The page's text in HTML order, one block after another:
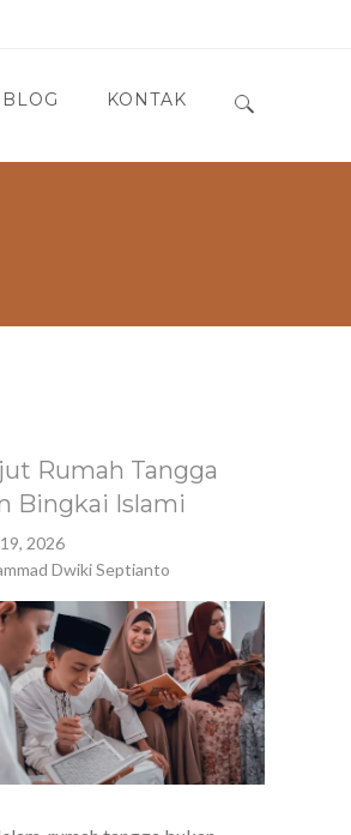
BLOG KONTAK
Rumah Tangga
Bingkai Islami
2026
Dwiki Septianto